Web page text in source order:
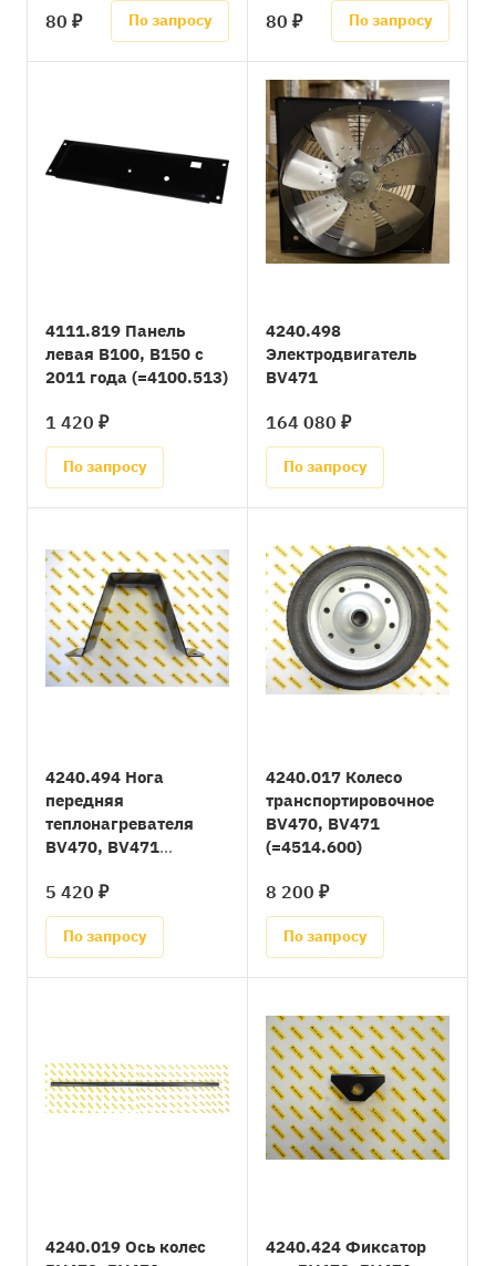
80 ₽ По запросу 80 ₽ По запросу
4111.819 Панель
левая B100, B150 с
2011 года (=4100.513)
1 420 ₽
По запросу
4240.498
Электродвигатель
BV471
164 080 ₽
По запросу
4240.494 Нога
передняя
теплонагревателя
BV470, BV471
5 420 ₽
По запросу
4240.017 Колесо
транспортировочное
BV470, BV471
(=4514.600)
8 200 ₽
По запросу
4240.019 Ось колес
4240.424 Фиксатор